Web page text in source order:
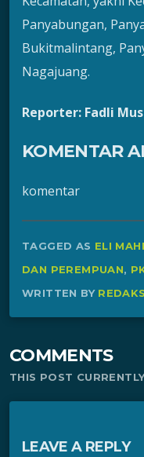
Panyabungan,
Bukitmalintang,
Nagajuang.
Reporter: Fadli
KOMENTAR
komentar
TAGGED AS ELI
DAN PEREMPUAN,
WRITTEN BY
COMMENTS
THIS POST
LEAVE A REPLY